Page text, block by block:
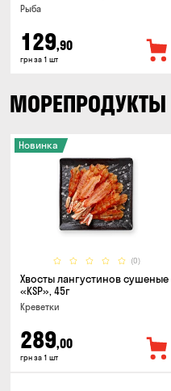
Рыба
129,90
грн за 1 шт
МОРЕПРОДУКТЫ
(0)
Новинка
Хвосты лангустинов сушеные
«KSP», 45г
Креветки
289,00
грн за 1 шт